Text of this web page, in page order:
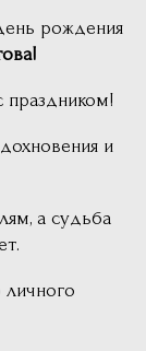
рождения
праздником!
и
а судьба